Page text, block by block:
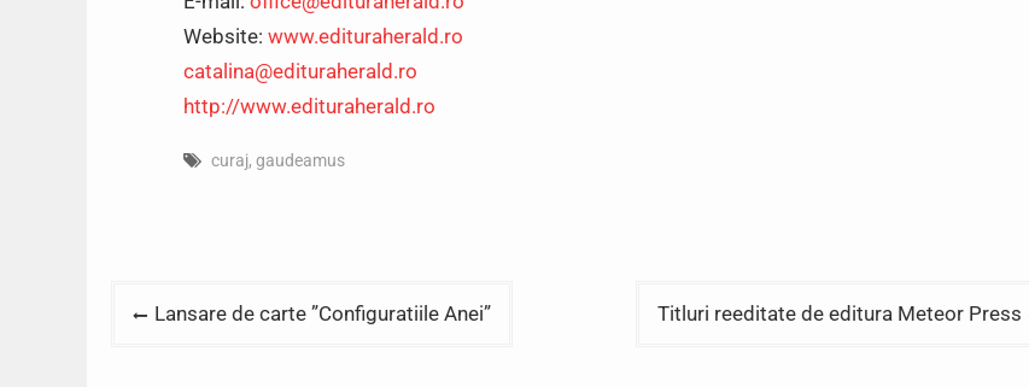
Website: www.edituraherald.ro
catalina@edituraherald.ro
http://www.edituraherald.ro
curaj, gaudeamus
PostLansare de carte ”Configuratiile Anei” Titluri reeditate de editura Meteor Press